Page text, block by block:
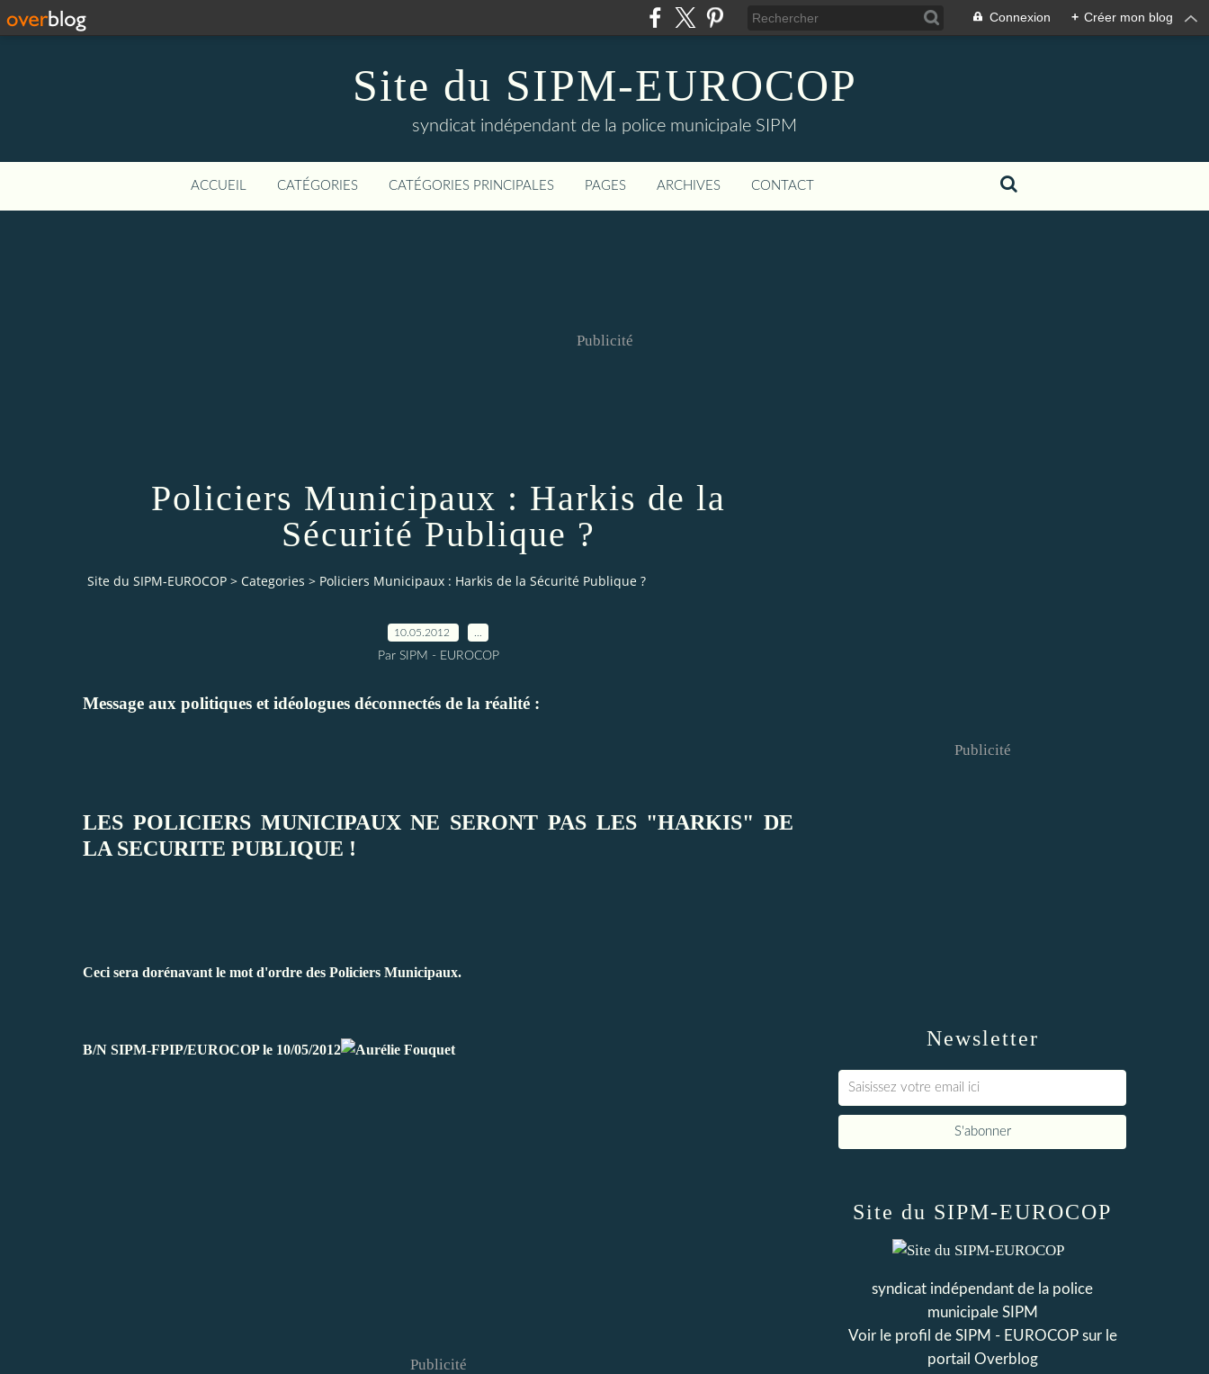
Connexion + Créer mon blog
Site du SIPM-EUROCOP
syndicat indépendant de la police municipale SIPM
ACCUEIL CATÉGORIES CATÉGORIES PRINCIPALES PAGES ARCHIVES CONTACT
Publicité
Policiers Municipaux : Harkis de la
Sécurité Publique ?
Site du SIPM-EUROCOP > Categories > Policiers Municipaux : Harkis de la Sécurité Publique ?
10.05.2012
Par SIPM - EUROCOP
Message aux politiques et idéologues déconnectés de la réalité :
LES POLICIERS MUNICIPAUX NE SERONT PAS LES "HARKIS" DE
LA SECURITE PUBLIQUE !
Ceci sera dorénavant le mot d'ordre des Policiers Municipaux.
B/N SIPM-FPIP/EUROCOP le 10/05/2012
Publicité
Newsletter
Publicité
Site du SIPM-EUROCOP
syndicat indépendant de la police
municipale SIPM
Voir le profil de SIPM - EUROCOPsur le
portail Overblog